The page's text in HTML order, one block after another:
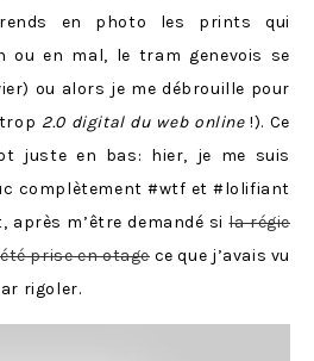
en photo les prints qui
ou en mal, le tram genevois se
ou alors je me débrouille pour
2.0 digital du web online!). Ce
juste en bas: hier, je me suis
complètement #wtf et #lolifiant
après m’être demandé sila régie
prise en otage ce que j’avais vu
rigoler.